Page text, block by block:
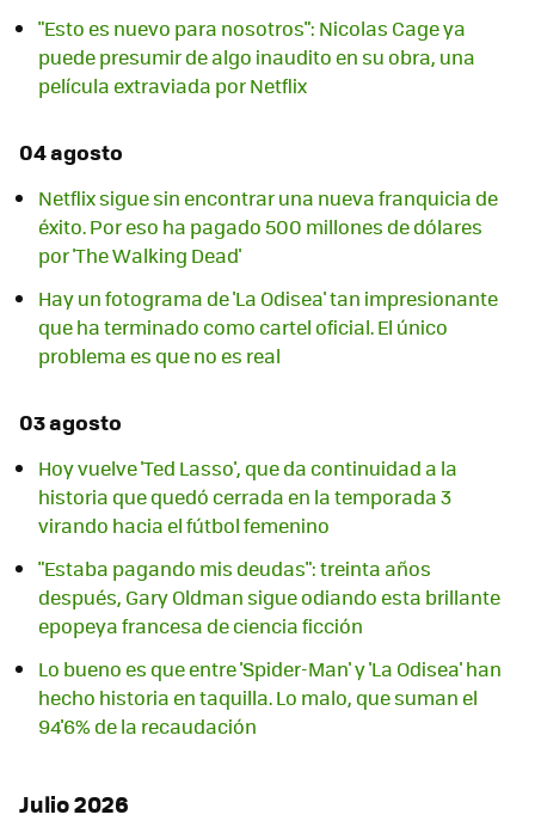
"Esto es nuevo para nosotros": Nicolas Cage ya
puede presumir de algo inaudito en su obra, una
película extraviada por Netflix
04 agosto
Netflix sigue sin encontrar una nueva franquicia de
éxito. Por eso ha pagado 500 millones de dólares
por 'The Walking Dead'
Hay un fotograma de 'La Odisea' tan impresionante
que ha terminado como cartel oficial. El único
problema es que no es real
03 agosto
Hoy vuelve 'Ted Lasso', que da continuidad a la
historia que quedó cerrada en la temporada 3
virando hacia el fútbol femenino
"Estaba pagando mis deudas": treinta años
después, Gary Oldman sigue odiando esta brillante
epopeya francesa de ciencia ficción
Lo bueno es que entre 'Spider-Man' y 'La Odisea' han
hecho historia en taquilla. Lo malo, que suman el
94'6% de la recaudación
Julio 2026